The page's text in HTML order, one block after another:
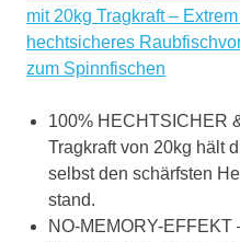
mit 20kg Tragkraft –
hechtsicheres
zum Spinnfischen
100% HECHTSICHER
Tragkraft von 20kg hält
selbst den schärfsten
stand.
NO-MEMORY-EFFEKT